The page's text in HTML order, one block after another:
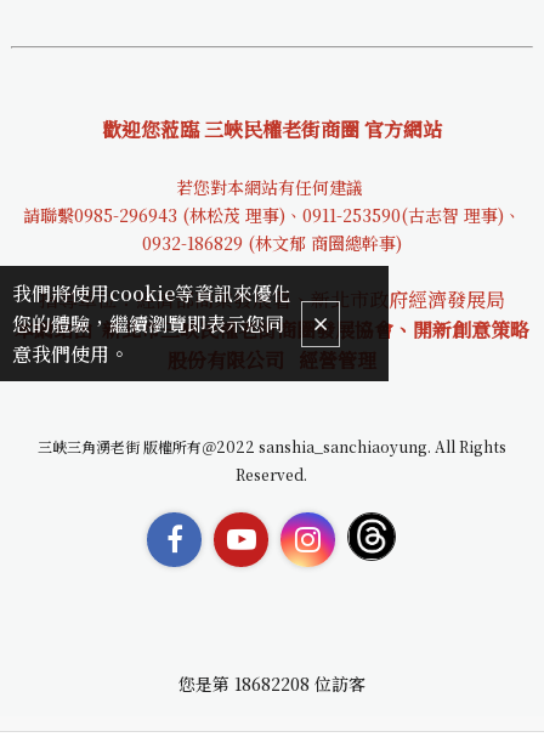
歡迎您蒞臨 三峽民權老街商圈 官方網站
若您對本網站有任何建議
請聯繫0985-296943 (林松茂 理事)、0911-253590(古志智 理事)、
0932-186829 (林文郁 商圈總幹事)
指導單位：經濟部商業發展署、新北市政府經濟發展局
本網站由 新北市三峽民權老街商圈發展協會、開新創意策略
三峽三角湧老街 版權所有＠2022 sanshia_sanchiaoyung. All Rights
Reserved.
您是第 18682208 位訪客
我們將使用cookie等資訊來優化
您的體驗，繼續瀏覽即表示您同
意我們使用。